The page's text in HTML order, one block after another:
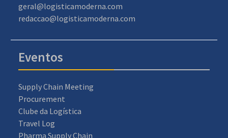
geral@logisticamoderna.com
redaccao@logisticamoderna.com
Eventos
Supply Chain Meeting
Procurement
Clube da Logística
Travel Log
Pharma Supply Chain